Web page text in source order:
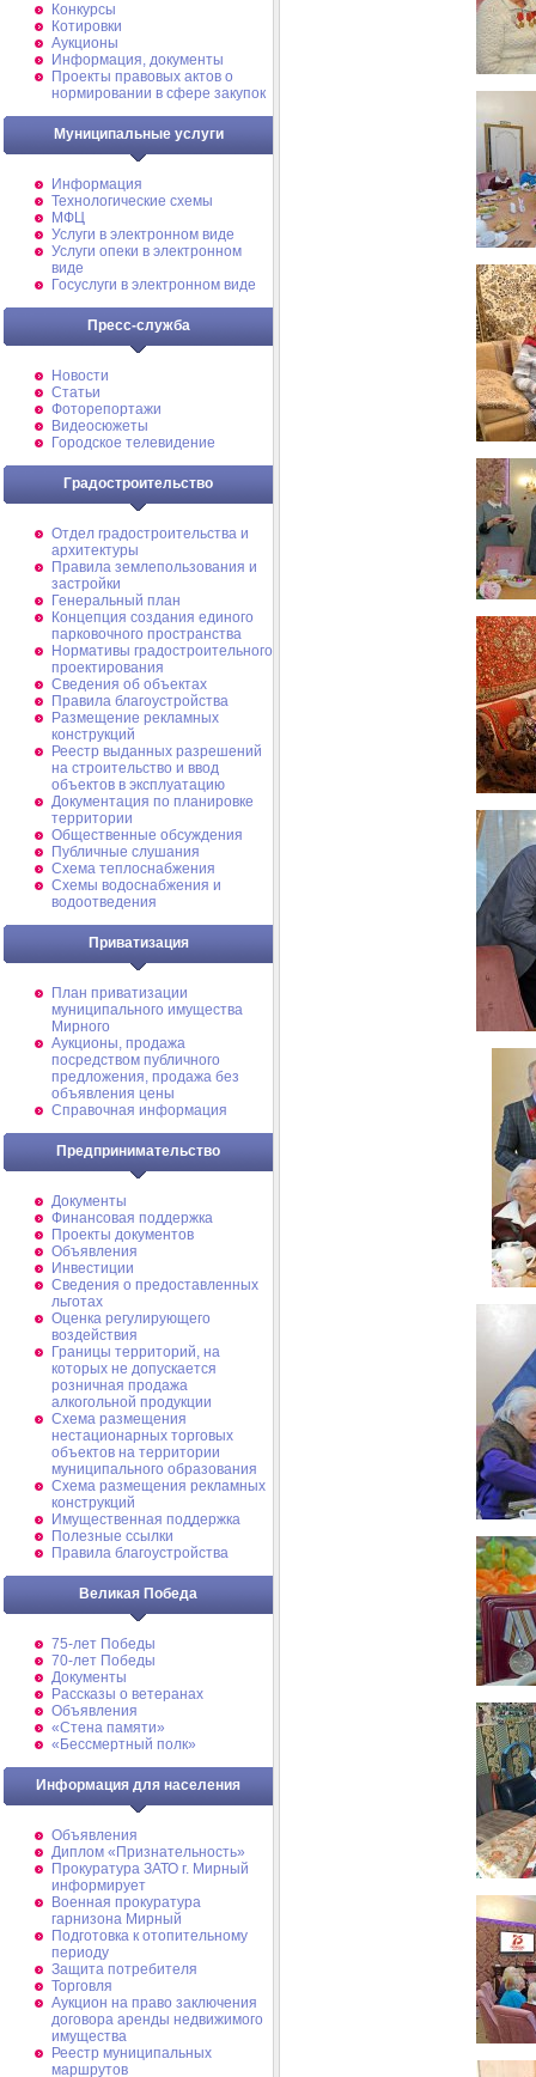
Конкурсы
Котировки
Аукционы
Информация, документы
Проекты правовых актов о
нормировании в сфере закупок
Муниципальные услуги
Информация
Технологические схемы
МФЦ
Услуги в электронном виде
Услуги опеки в электронном
виде
Госуслуги в электронном виде
Пресс-служба
Новости
Статьи
Фоторепортажи
Видеосюжеты
Городское телевидение
Градостроительство
Отдел градостроительства и
архитектуры
Правила землепользования и
застройки
Генеральный план
Концепция создания единого
парковочного пространства
Нормативы градостроительного
проектирования
Сведения об объектах
Правила благоустройства
Размещение рекламных
конструкций
Реестр выданных разрешений
на строительство и ввод
объектов в эксплуатацию
Документация по планировке
территории
Общественные обсуждения
Публичные слушания
Схема теплоснабжения
Схемы водоснабжения и
водоотведения
Приватизация
План приватизации
муниципального имущества
Мирного
Аукционы, продажа
посредством публичного
предложения, продажа без
объявления цены
Справочная информация
Предпринимательство
Документы
Финансовая поддержка
Проекты документов
Объявления
Инвестиции
Сведения о предоставленных
льготах
Оценка регулирующего
воздействия
Границы территорий, на
которых не допускается
розничная продажа
алкогольной продукции
Схема размещения
нестационарных торговых
объектов на территории
муниципального образования
Схема размещения рекламных
конструкций
Имущественная поддержка
Полезные ссылки
Правила благоустройства
Великая Победа
75-лет Победы
70-лет Победы
Документы
Рассказы о ветеранах
Объявления
«Стена памяти»
«Бессмертный полк»
Информация для населения
Объявления
Диплом «Признательность»
Прокуратура ЗАТО г. Мирный
информирует
Военная прокуратура
гарнизона Мирный
Подготовка к отопительному
периоду
Защита потребителя
Торговля
Аукцион на право заключения
договора аренды недвижимого
имущества
Реестр муниципальных
маршрутов